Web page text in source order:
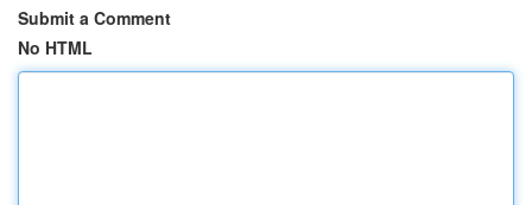
Submit a Comment
No HTML